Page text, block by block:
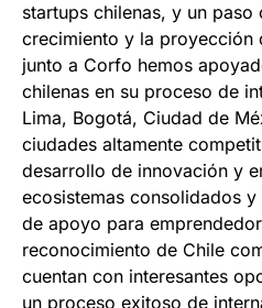
startups chilenas, y un paso
crecimiento y la proyección
junto a Corfo hemos
chilenas en su proceso de
Lima, Bogotá, Ciudad de
ciudades altamente
desarrollo de innovación y
ecosistemas consolidados
de apoyo para
reconocimiento de Chile
cuentan con interesantes
un proceso exitoso de